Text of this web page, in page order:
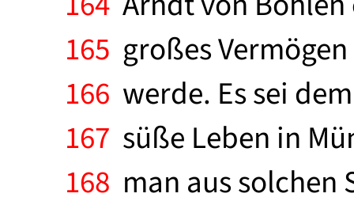
165 großes
166 werde. Es sei
167 süße Leben in
168 man aus solchen